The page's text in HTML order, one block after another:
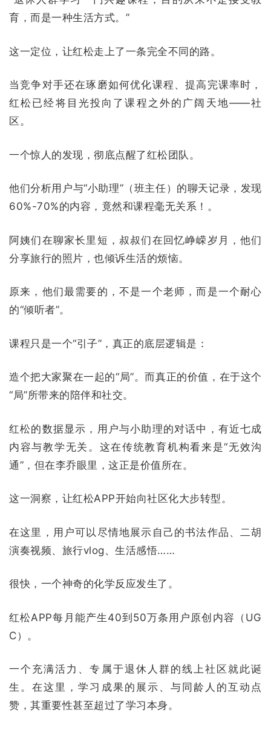
育，而是一种生活方式。”
这一定位，让红松走上了一条完全不同的路。
当竞争对手还在琢磨如何优化课程、提高完课率时，
红松已经将目光投向了课程之外的广阔天地——社
区。
一个惊人的发现，彻底点醒了红松团队。
他们分析用户与“小助理”（班主任）的聊天记录，发现
60%-70%的内容，竟然和课程毫无关系！。
阿姨们在聊家长里短，叔叔们在回忆峥嵘岁月，他们
分享旅行的照片，也倾诉生活的烦恼。
原来，他们最需要的，不是一个老师，而是一个耐心
的“倾听者”。
课程只是一个“引子”，真正的底层逻辑是：
造个把大家聚在一起的“局”。而真正的价值，在于这个
“局”所带来的陪伴和社交。
红松的数据显示，用户与小助理的对话中，有近七成
内容与教学无关。这在传统教育机构看来是“无效沟
通”，但在李乔眼里，这正是价值所在。
这一洞察，让红松APP开始向社区化大步转型。
在这里，用户可以尽情地展示自己的书法作品、二胡
演奏视频、旅行vlog、生活感悟……
很快，一个神奇的化学反应发生了。
红松APP每月能产生40到50万条用户原创内容（UG
C）。
一个充满活力、专属于退休人群的线上社区就此诞
生。在这里，学习成果的展示、与同龄人的互动点
赞，其重要性甚至超过了学习本身。